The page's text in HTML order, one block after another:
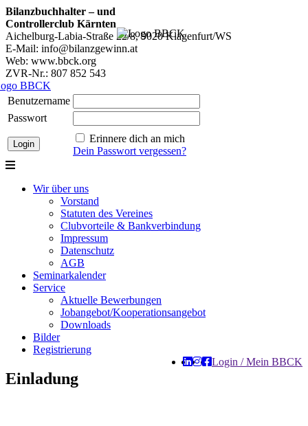
Bilanzbuchhalter – und
Controllerclub Kärnten
Aichelburg-Labia-Straße 22/8, 9020 Klagenfurt/WS
E-Mail: info@bilanzgewinn.at
Web: www.bbck.org
ZVR-Nr.: 807 852 543
Benutzername
Passwort
Erinnere dich an mich
Dein Passwort vergessen?
Wir über uns
Vorstand
Statuten des Vereines
Clubvorteile & Bankverbindung
Impressum
Datenschutz
AGB
Seminarkalender
Service
Aktuelle Bewerbungen
Jobangebot/Kooperationsangebot
Downloads
Bilder
Registrierung
Login / Mein BBCK
Einladung